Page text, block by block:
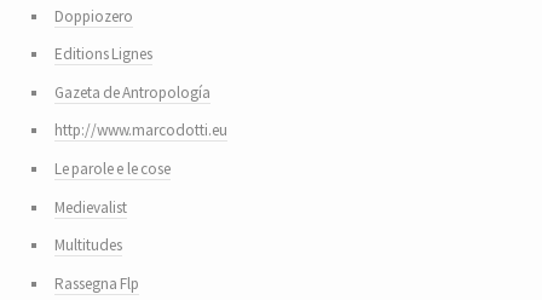
Doppiozero
Editions Lignes
Gazeta de Antropología
http://www.marcodotti.eu
Le parole e le cose
Medievalist
Multitudes
Rassegna Flp